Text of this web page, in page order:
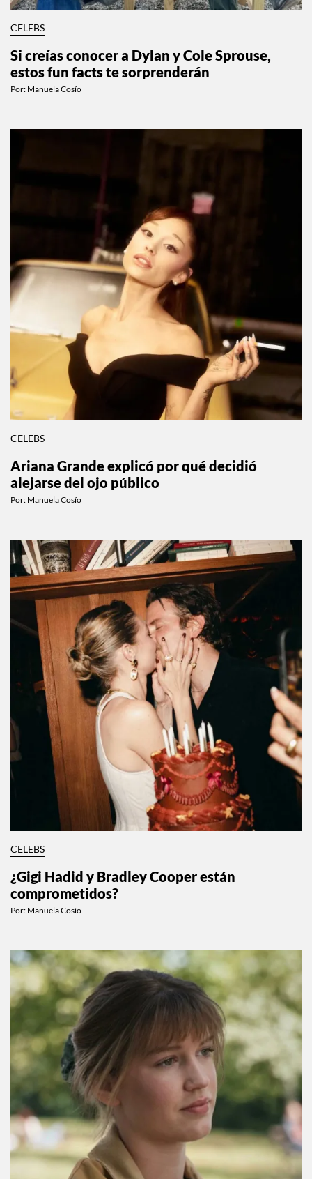
CELEBS
Si creías conocer a Dylan y Cole Sprouse,
estos fun facts te sorprenderán
Por: Manuela Cosío
CELEBS
Ariana Grande explicó por qué decidió
alejarse del ojo público
Por: Manuela Cosío
CELEBS
¿Gigi Hadid y Bradley Cooper están
comprometidos?
Por: Manuela Cosío